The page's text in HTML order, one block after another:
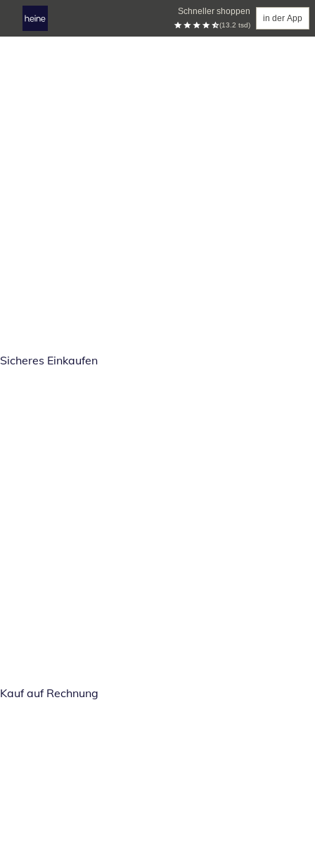
Schneller shoppen
(13.2 tsd)
in der App
Sicheres Einkaufen
Kauf auf Rechnung